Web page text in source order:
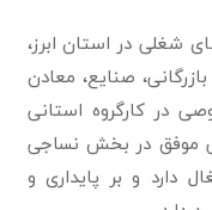
شغلی در استان ابرز،
صنایع، معادن
در کارگروه استانی
موفق در بخش نساجی
دارد و بر پایداری و